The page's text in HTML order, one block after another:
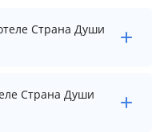
Страна Души
Страна Души (бывш.
3400 рублей. Чтобы
выберите
Страна Души